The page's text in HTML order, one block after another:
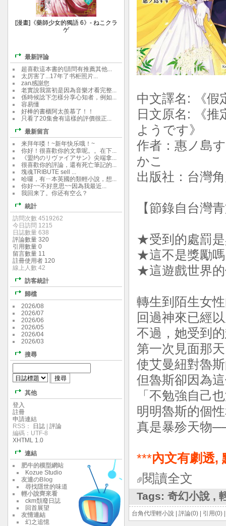
中文譯名: 《假
日文原名: 《
ようです》
作者：惠ノ
かこ
出版社：台灣
【節錄自台灣
★受到的處罰
★這不是獎勵
★這遊戲世界
轉生到陌生女
回過神來已經
不過，她受到
第一次見面那
使艾曼紐對魯
但魯斯卻因為
「不勉強自己
明明魯斯的個
真是暴殄天物
***內文有劇透,
閱讀全文
Tags: 奇幻小說 ,
台角代理輕小說 評論(0) 引用(0)
[漫畫]《藥師少女的獨語 6》- ねこクラ
ゲ
最新評論
超喜歡這本書的!請問有推薦其他...
太厉害了...17年了书柜照片...
zan感謝您
老實說我當初是因為音樂才看完整...
係時候諗下怎樣分享心知者，例如...
容易懂
好棒的書櫃阿太羨慕了！！
只看了20集會有這樣的評價很正...
最新留言
来拜年喽！~新年快乐哦！~
你好！很喜歡你的文章呢。。在下...
《盟约のリヴァイアサン》尖端拿...
很喜歡你的評論，還有死亡筆記的...
塊魂TRIBUTE sell ...
哈囉，有ㄧ本英國的類輕小說，想...
你好~~不好意思~~因為我最近...
我回来了。你还有空么？
統計
訪問次數 4519262
今日訪問 1215
日誌數量 638
評論數量 320
引用數量 0
留言數量 11
註冊使用者 120
線上人數 42
訪客統計
歸檔
2026/08
2026/07
2026/06
2026/05
2026/04
2026/03
搜尋
其他
登入
註冊
申請連結
RSS：
日誌
評論
編碼：UTF-8
XHTML 1.0
連結
肥牛的模型網站
Kozue Studio
友達のBlog
尋找隱世的味道
輕小說齊來看
ckm頹廢日誌
回首展望
友情連結
幻之追憶